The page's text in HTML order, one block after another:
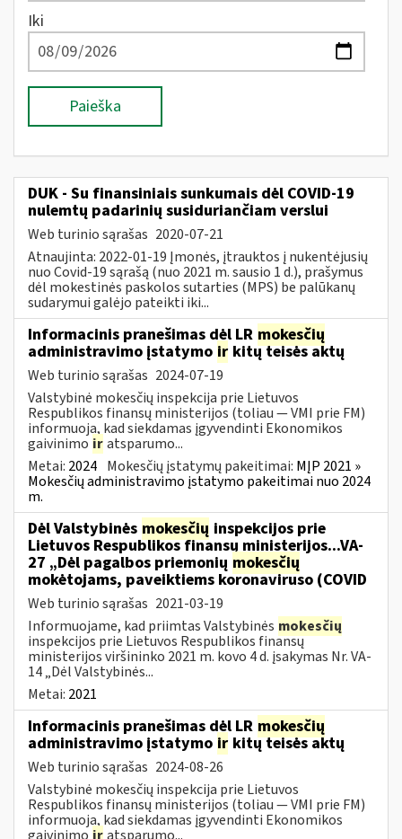
Iki
Paieška
DUK - Su finansiniais sunkumais dėl COVID-19
nulemtų padarinių susiduriančiam verslui
Web turinio sąrašas 2020-07-21
Atnaujinta: 2022-01-19 Įmonės, įtrauktos į nukentėjusių
nuo Covid-19 sąrašą (nuo 2021 m. sausio 1 d.), prašymus
dėl mokestinės paskolos sutarties (MPS) be palūkanų
sudarymui galėjo pateikti iki...
Informacinis pranešimas dėl LR mokesčių
administravimo įstatymo ir kitų teisės aktų
Web turinio sąrašas 2024-07-19
Valstybinė mokesčių inspekcija prie Lietuvos
Respublikos finansų ministerijos (toliau — VMI prie FM)
informuoja, kad siekdamas įgyvendinti Ekonomikos
gaivinimo iratsparumo...
Metai: 2024 Mokesčių įstatymų pakeitimai: MĮP 2021 »
Mokesčių administravimo įstatymo pakeitimai nuo 2024
m.
Dėl Valstybinės mokesčių inspekcijos prie
Lietuvos Respublikos finansų ministerijos...VA-
27 „Dėl pagalbos priemonių mokesčių
mokėtojams, paveiktiems koronaviruso (COVID
Web turinio sąrašas 2021-03-19
Informuojame, kad priimtas Valstybinės mokesčių
inspekcijos prie Lietuvos Respublikos finansų
ministerijos viršininko 2021 m. kovo 4 d. įsakymas Nr. VA-
14 „Dėl Valstybinės...
Metai: 2021
Informacinis pranešimas dėl LR mokesčių
administravimo įstatymo ir kitų teisės aktų
Web turinio sąrašas 2024-08-26
Valstybinė mokesčių inspekcija prie Lietuvos
Respublikos finansų ministerijos (toliau — VMI prie FM)
informuoja, kad siekdamas įgyvendinti Ekonomikos
gaivinimo iratsparumo...